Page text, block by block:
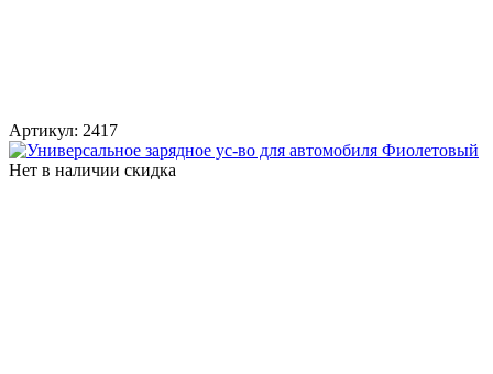
Артикул: 2417
Нет в наличии скидка